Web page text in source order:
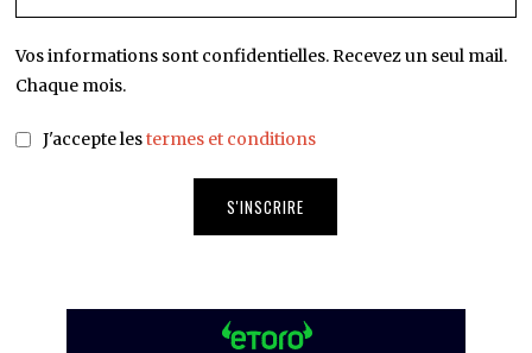
Vos informations sont confidentielles. Recevez un seul mail.
Chaque mois.
J'accepte lestermes et conditions